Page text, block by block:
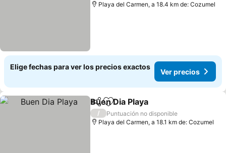
Playa del Carmen, a 18.4 km de: Cozumel
Elige fechas para ver los precios exactos
Ver precios
CompartirAgregar a favoritos
Buen Dia Playa
/
Puntuación no disponible
Playa del Carmen, a 18.1 km de: Cozumel